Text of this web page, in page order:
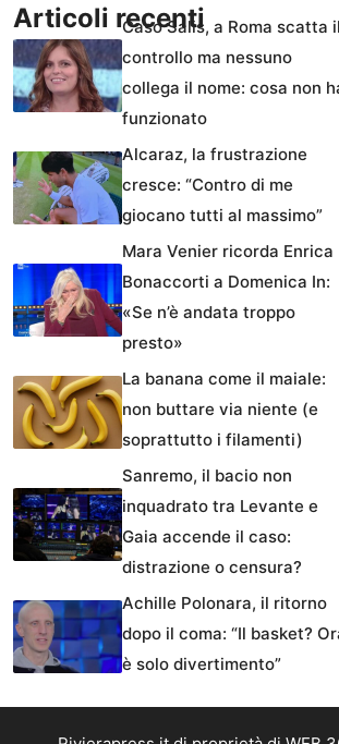
Articoli recentiCaso Salis, a Roma scatta il
controllo ma nessuno
collega il nome: cosa non
funzionato
Alcaraz, la frustrazione
cresce: “Contro di me
giocano tutti al massimo”
Mara Venier ricorda Enrica
Bonaccorti a Domenica In:
«Se n’è andata troppo
presto»
La banana come il maiale:
non buttare via niente (e
soprattutto i filamenti)
Sanremo, il bacio non
inquadrato tra Levante e
Gaia accende il caso:
distrazione o censura?
Achille Polonara, il ritorno
dopo il coma: “Il basket?
è solo divertimento”